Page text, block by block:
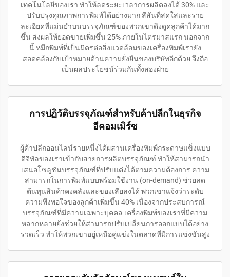
เทคโนโลยีของเรา ทำให้ลดระยะเวลาการผลิตลงได้ 30% และ
ปรับปรุงคุณภาพการพิมพ์ได้อย่างมาก สีสันที่สดใสและราย
ละเอียดที่แม่นยำบนบรรจุภัณฑ์ของพวกเขาดึงดูดลูกค้าได้มาก
ขึ้น ส่งผลให้ยอดขายเพิ่มขึ้น 25% ภายในไตรมาสแรก นอกจาก
นี้ หมึกพิมพ์ที่เป็นมิตรต่อสิ่งแวดล้อมของเครื่องพิมพ์เรายัง
สอดคล้องกับเป้าหมายด้านความยั่งยืนของบริษัทอีกด้วย จึงถือ
เป็นผลประโยชน์ร่วมกันทั้งสองฝ่าย
การปฏิวัติบรรจุภัณฑ์สำหรับค้าปลีกในธุรกิจ
อีคอมเมิร์ซ
ผู้ค้าปลีกออนไลน์รายหนึ่งได้ผสานเครื่องพิมพ์กระดาษแข็งแบบ
ดิจิทัลของเราเข้ากับสายการผลิตบรรจุภัณฑ์ ทำให้สามารถนำ
เสนอโซลูชันบรรจุภัณฑ์ที่ปรับแต่งได้ตามความต้องการ ความ
สามารถในการพิมพ์แบบพร้อมใช้งาน (on-demand) ช่วยลด
ต้นทุนสินค้าคงคลังและของเสียลงได้ พวกเขาแจ้งว่าระดับ
ความพึงพอใจของลูกค้าเพิ่มขึ้น 40% เนื่องจากประสบการณ์
บรรจุภัณฑ์ที่มีความเฉพาะบุคคล เครื่องพิมพ์ของเราที่มีความ
หลากหลายยังช่วยให้สามารถปรับเปลี่ยนการออกแบบได้อย่าง
รวดเร็ว ทำให้พวกเขาอยู่เหนือคู่แข่งในตลาดที่มีการแข่งขันสูง